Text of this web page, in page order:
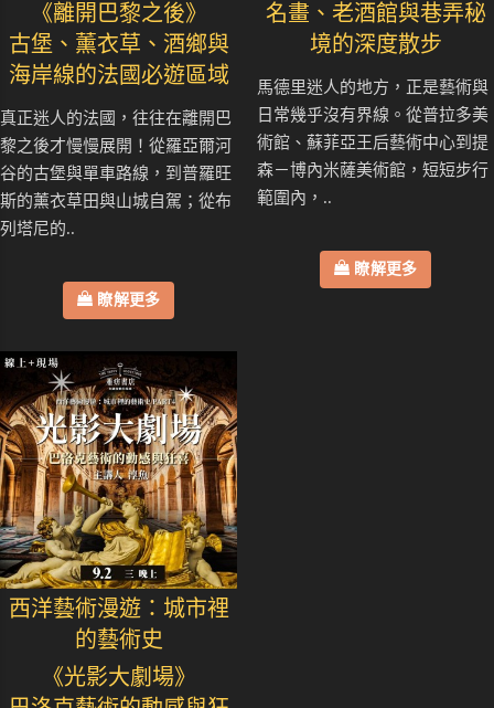
《離開巴黎之後》
古堡、薰衣草、酒鄉與
海岸線的法國必遊區域
真正迷人的法國，往往在離開巴
黎之後才慢慢展開！從羅亞爾河
谷的古堡與單車路線，到普羅旺
斯的薰衣草田與山城自駕；從布
列塔尼的..
瞭解更多
名畫、老酒館與巷弄秘
境的深度散步
馬德里迷人的地方，正是藝術與
日常幾乎沒有界線。從普拉多美
術館、蘇菲亞王后藝術中心到提
森－博內米薩美術館，短短步行
範圍內，..
瞭解更多
西洋藝術漫遊：城市裡
的藝術史
《光影大劇場》